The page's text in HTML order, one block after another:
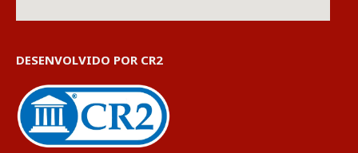
DESENVOLVIDO POR CR2